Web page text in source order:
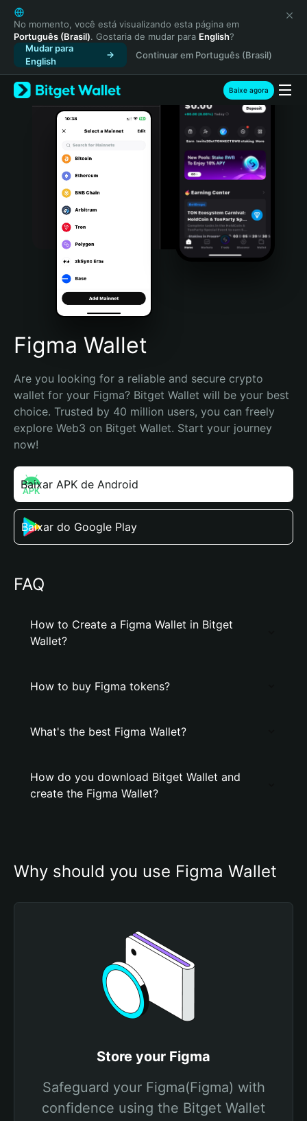
English
日本語
Tiếng Việt
Русский
Español (Latinoamérica)
Türkçe
Italiano
Português (Portugal)
Bahasa Indonesia
Português (Brasil)
Español (Argentina)
No momento, você está visualizando esta página em
Português (Brasil). Gostaria de mudar para English?
Mudar para
English
Continuar em Português (Brasil)
Baixe agora
Figma Wallet
Are you looking for a reliable and secure crypto
wallet for your Figma? Bitget Wallet will be your best
choice. Trusted by 40 million users, you can freely
explore Web3 on Bitget Wallet. Start your journey
now!
Baixar APK de Android
Baixar do Google Play
FAQ
How to Create a Figma Wallet in Bitget
Wallet?
How to buy Figma tokens?
What's the best Figma Wallet?
How do you download Bitget Wallet and
create the Figma Wallet?
Why should you use Figma Wallet
Store your Figma
Safeguard your Figma(Figma) with
confidence using the Bitget Wallet